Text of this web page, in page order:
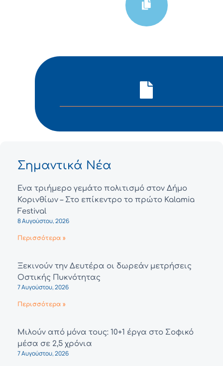
Σημαντικά Νέα
Ένα τριήμερο γεμάτο πολιτισμό στον Δήμο
Κορινθίων – Στο επίκεντρο το πρώτο Kalamia
Festival
8 Αυγούστου, 2026
Περισσότερα »
Ξεκινούν την Δευτέρα οι δωρεάν μετρήσεις
Οστικής Πυκνότητας
7 Αυγούστου, 2026
Περισσότερα »
Μιλούν από μόνα τους: 10+1 έργα στο Σοφικό
μέσα σε 2,5 χρόνια
7 Αυγούστου, 2026